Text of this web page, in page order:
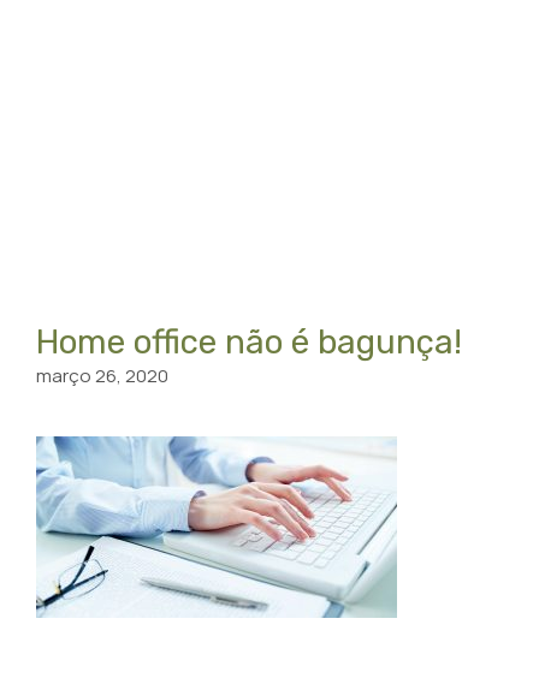
Home office não é bagunça!
março 26, 2020